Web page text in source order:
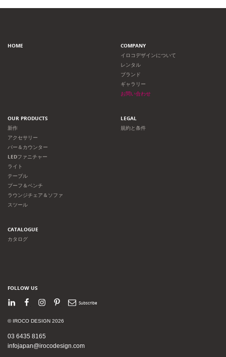
ゲ
シ
HOME
COMPANY
イロコデザインについて
レンタル
ブランド
ギャラリー
お問い合わせ
OUR PRODUCTS
新作
アクセサリー
バー＆カウンター
LEDファニチャー
ライト
テーブル
プーフ＆ベンチ
ラウンジチェア＆ソファ
スツール
LEGAL
規約と条件
CATALOGUE
カタログ
FOLLOW US
LinkedInFacebook
Instagram
PinterestNewsletter
© IROCO DESIGN 2026
03 6435 8165
infojapan@irocodesign.com